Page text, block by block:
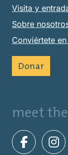
Visita y
Sobre
Conviértete
Donar
meet